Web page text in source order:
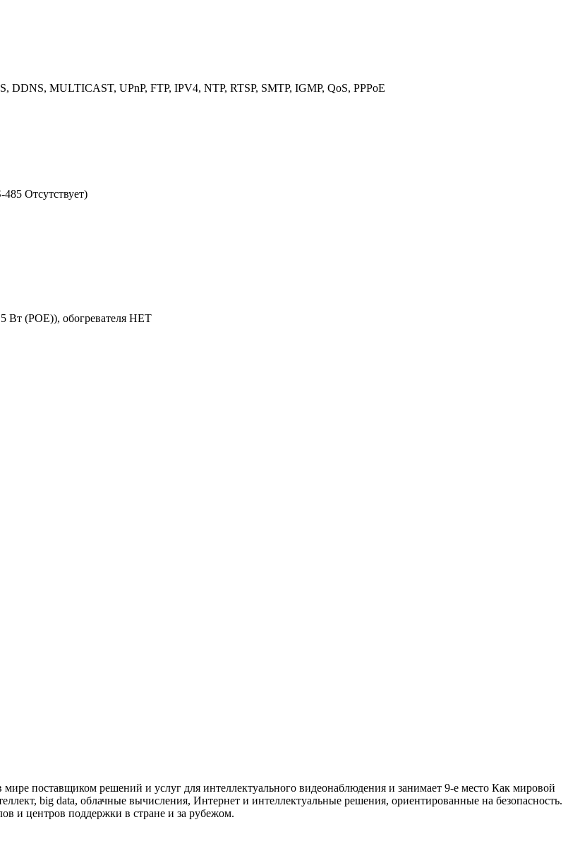
DDNS, MULTICAST, UPnP, FTP, IPV4, NTP, RTSP, SMTP, IGMP, QoS, PPPoE
Отсутствует)
Вт (POE)), обогревателя НЕТ
поставщиком решений и услуг для интеллектуального видеонаблюдения и занимает 9-е место Как мировой
big data, облачные вычисления, Интернет и интеллектуальные решения, ориентированные на безопасность.
и центров поддержки в стране и за рубежом.